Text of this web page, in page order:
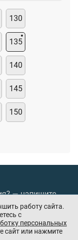
130
135
140
145
150
—напишите
работу сайта.
с
персональных
сайт или нажмите